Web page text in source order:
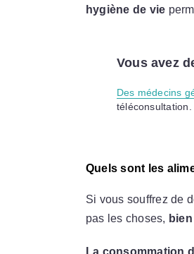
hygiène de vie
Vous avez
Des médecins
téléconsultation.
Quels sont les
Si vous souffrez de
pas les choses,
La consommation